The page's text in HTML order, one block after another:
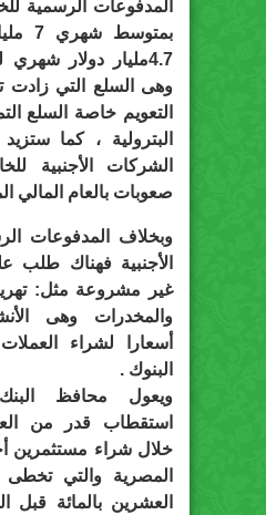
4.7مليار دولار
وهى السلع التي زادت
التعويم خاصة السلع
البترولية ، كما
الشركات الأجنبية
صعوبات بالعام المالي
وبخلاف المدفوعات
الأجنبية فهناك طلب
غير مشروعة مثل:
والمخدرات وهى
أسعارا لشراء
البنوك .
ويعول محافظ
استقطاب قدر من
خلال شراء مستثمرين
المصرية والتي تخطى
العشرين بالمائة قبل